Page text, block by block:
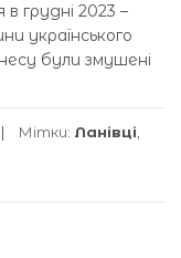
в грудні 2023 –
українського
були змушені
Мітки: Ланівці